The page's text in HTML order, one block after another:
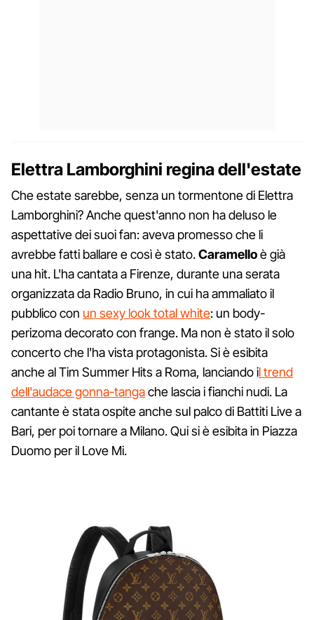
Elettra Lamborghini regina dell'estate
Che estate sarebbe, senza un tormentone di Elettra
Lamborghini? Anche quest'anno non ha deluso le
aspettative dei suoi fan: aveva promesso che li
avrebbe fatti ballare e così è stato.Caramelloè già
una hit. L'ha cantata a Firenze, durante una serata
organizzata da Radio Bruno, in cui ha ammaliato il
pubblico con un sexy look total white: un body-
perizoma decorato con frange. Ma non è stato il solo
concerto che l'ha vista protagonista. Si è esibita
anche al Tim Summer Hits a Roma, lanciando il trend
dell'audace gonna-tangache lascia i fianchi nudi. La
cantante è stata ospite anche sul palco di Battiti Live a
Bari, per poi tornare a Milano. Qui si è esibita in Piazza
Duomo per il Love Mi.